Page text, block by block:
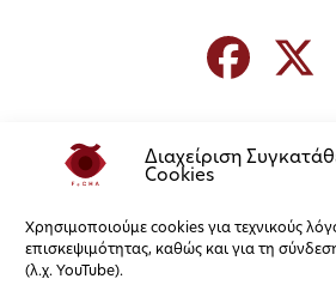
Διαχείριση
Cookies
Χρησιμοποιούμε cookies για τεχνικούς
επισκεψιμότητας, καθώς και για τη
(λ.χ. YouTube).